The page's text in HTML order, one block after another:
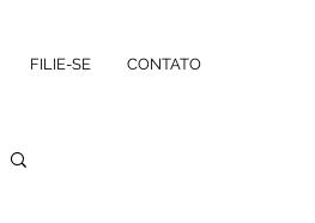
FILIE-SE CONTATO